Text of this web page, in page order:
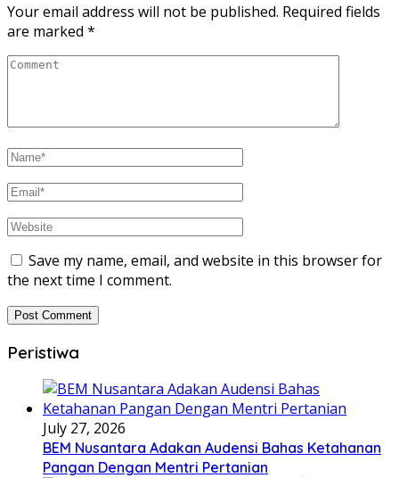
Your email address will not be published. Required fields
are marked *
Save my name, email, and website in this browser for
the next time I comment.
Peristiwa
July 27, 2026
BEM Nusantara Adakan Audensi Bahas Ketahanan
Pangan Dengan Mentri Pertanian